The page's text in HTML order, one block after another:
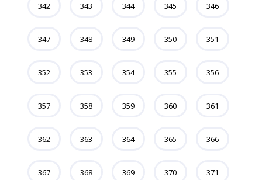
342 343 344 345 346
347 348 349 350 351
352 353 354 355 356
357 358 359 360 361
362 363 364 365 366
367 368 369 370 371